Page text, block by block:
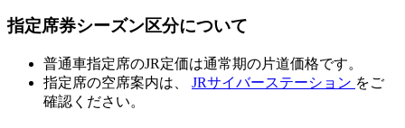
指定席券シーズン区分について
普通車指定席のJR定価は通常期の片道価格です。
指定席の空席案内は、 JRサイバーステーション をご
確認ください。